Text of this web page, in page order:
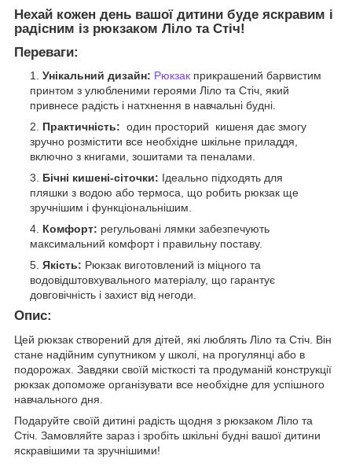
Нехай кожен день вашої дитини буде яскравим і
радісним із рюкзаком Ліло та Стіч!
Переваги:
Унікальний дизайн: Рюкзак прикрашений барвистим
принтом з улюбленими героями Ліло та Стіч, який
привнесе радість і натхнення в навчальні будні.
Практичність: один просторий кишеня дає змогу
зручно розмістити все необхідне шкільне приладдя,
включно з книгами, зошитами та пеналами.
Бічні кишені-сіточки: Ідеально підходять для
пляшки з водою або термоса, що робить рюкзак ще
зручнішим і функціональнішим.
Комфорт: регульовані лямки забезпечують
максимальний комфорт і правильну поставу.
Якість: Рюкзак виготовлений із міцного та
водовідштовхувального матеріалу, що гарантує
довговічність і захист від негоди.
Опис:
Цей рюкзак створений для дітей, які люблять Ліло та Стіч. Він
стане надійним супутником у школі, на прогулянці або в
подорожах. Завдяки своїй місткості та продуманій конструкції
рюкзак допоможе організувати все необхідне для успішного
навчального дня.
Подаруйте своїй дитині радість щодня з рюкзаком Ліло та
Стіч. Замовляйте зараз і зробіть шкільні будні вашої дитини
яскравішими та зручнішими!